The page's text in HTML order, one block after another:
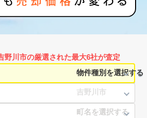
野川市の厳選された最大6社が査定